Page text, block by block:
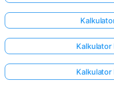
Kalkulator
Kalkulator